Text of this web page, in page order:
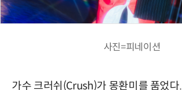
사진=피네이션
가수 크러쉬(Crush)가 몽환미를 품었다.